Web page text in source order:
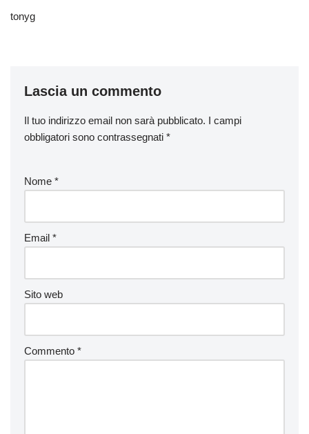
tonyg
Lascia un commento
Il tuo indirizzo email non sarà pubblicato. I campi
obbligatori sono contrassegnati *
Nome *
Email *
Sito web
Commento *